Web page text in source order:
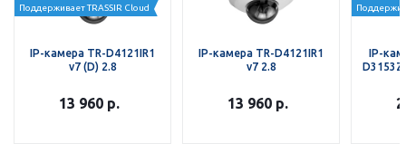
Поддерживает TRASSIR Cloud
IP-камера TR-D4121IR1
v7 (D) 2.8
13 960 р.
IP-камера TR-D4121IR1
v7 2.8
13 960 р.
IP-